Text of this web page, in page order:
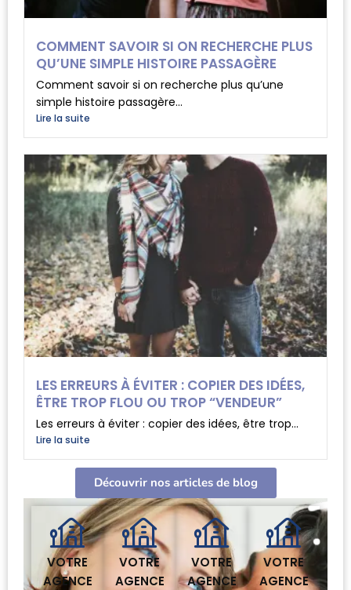
COMMENT SAVOIR SI ON RECHERCHE PLUS
QU’UNE SIMPLE HISTOIRE PASSAGÈRE
Comment savoir si on recherche plus qu’une
simple histoire passagère...
Lire la suite
LES ERREURS À ÉVITER : COPIER DES IDÉES,
ÊTRE TROP FLOU OU TROP “VENDEUR”
Les erreurs à éviter : copier des idées, être trop...
Lire la suite
Découvrir nos articles de blog
VOTRE
AGENCE
VOTRE
AGENCE
VOTRE
AGENCE
VOTRE
AGENCE